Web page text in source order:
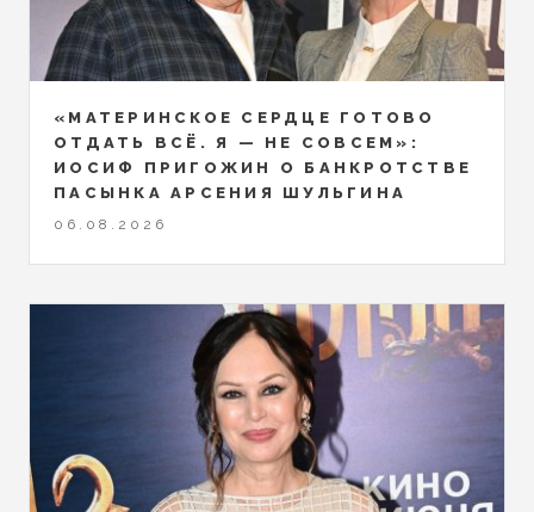
«МАТЕРИНСКОЕ СЕРДЦЕ ГОТОВО
ОТДАТЬ ВСЁ. Я — НЕ СОВСЕМ»:
ИОСИФ ПРИГОЖИН О БАНКРОТСТВЕ
ПАСЫНКА АРСЕНИЯ ШУЛЬГИНА
06.08.2026